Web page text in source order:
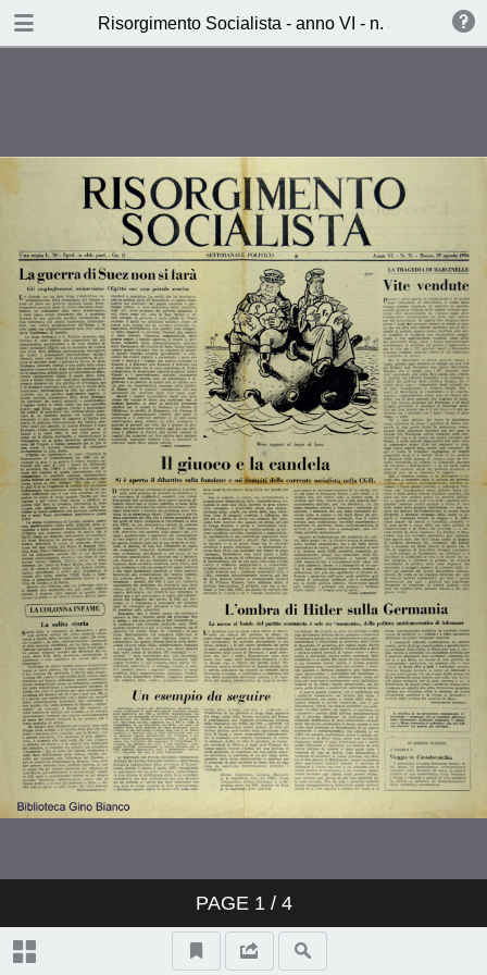
Risorgimento Socialista - anno VI - n. 31 - 25
PAGE 1/ 4
TABLE OF CONTENTS
Viaggio in Cecoslovacchia
(Bertrand fernet)
Ieri, Oggi, Domani (L.D.S.)